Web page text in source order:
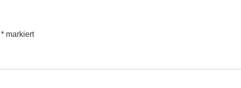
* markiert